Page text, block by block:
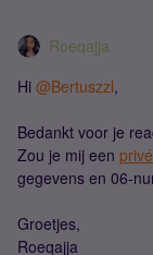
Roeqajja
Hi @Bertuszzl,
Bedankt voor je
Zou je mij een
gegevens en 06-
Groetjes,
Roeqajja